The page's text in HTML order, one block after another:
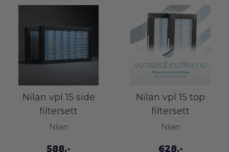
Nilan vpl 15 side
filtersett
Nilan
588,-
Nilan vpl 15 top
filtersett
Nilan
628,-